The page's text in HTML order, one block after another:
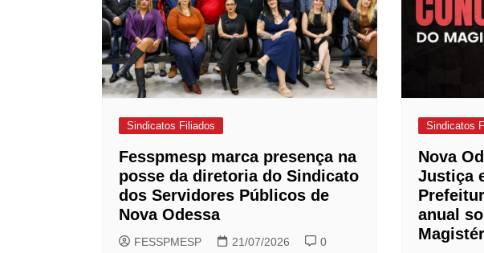
Sindicatos Filiados
Fesspmesp marca presença na
posse da diretoria do Sindicato
dos Servidores Públicos de
Nova Odessa
FESSPMESP 21/07/2026 0
Sindicatos
Nova
Justiça
anual